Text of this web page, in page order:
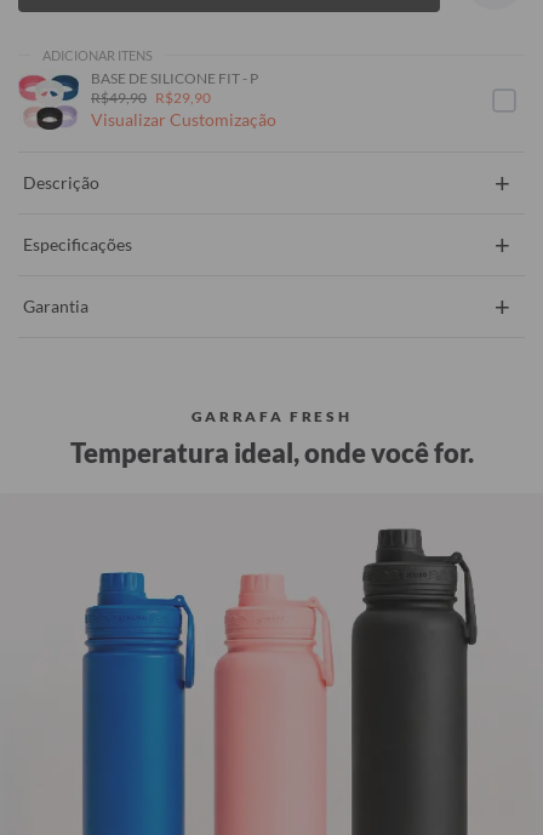
ADICIONAR ITENS
BASE DE SILICONE FIT - P
R$49,90 R$29,90
Visualizar Customização
Descrição +
Especificações +
Garantia +
GARRAFA FRESH
Temperatura ideal, onde você for.